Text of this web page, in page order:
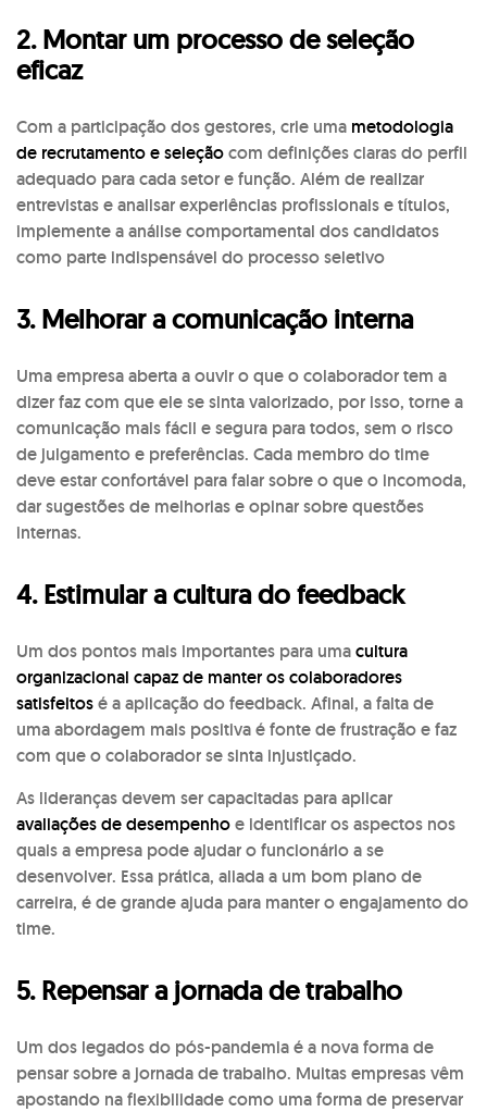
2. Montar um processo de seleção
eficaz
Com a participação dos gestores, crie uma metodologia
de recrutamento e seleçãocom definições claras do perfil
adequado para cada setor e função. Além de realizar
entrevistas e analisar experiências profissionais e títulos,
implemente a análise comportamental dos candidatos
como parte indispensável do processo seletivo
3. Melhorar a comunicação interna
Uma empresa aberta a ouvir o que o colaborador tem a
dizer faz com que ele se sinta valorizado, por isso, torne a
comunicação mais fácil e segura para todos, sem o risco
de julgamento e preferências. Cada membro do time
deve estar confortável para falar sobre o que o incomoda,
dar sugestões de melhorias e opinar sobre questões
internas.
4. Estimular a cultura do feedback
Um dos pontos mais importantes para umacultura
organizacional capaz de manter os colaboradores
satisfeitosé a aplicação do feedback. Afinal, a falta de
uma abordagem mais positiva é fonte de frustração e faz
com que o colaborador se sinta injustiçado.
As lideranças devem ser capacitadas para aplicar
avaliações de desempenhoe identificar os aspectos nos
quais a empresa pode ajudar o funcionário a se
desenvolver. Essa prática, aliada a um bom plano de
carreira, é de grande ajuda para manter o engajamento do
time.
5. Repensar a jornada de trabalho
Um dos legados do pós-pandemia é a nova forma de
pensar sobre a jornada de trabalho. Muitas empresas vêm
apostando na flexibilidade como uma forma de preservar